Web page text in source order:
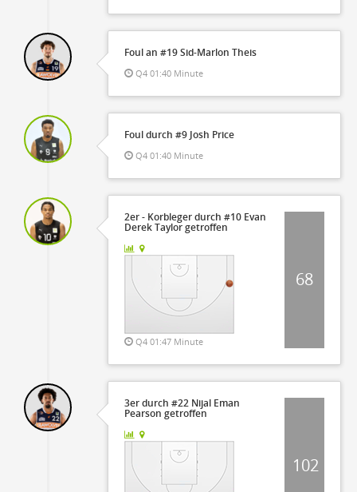
Foul an #19 Sid-Marlon Theis
Q4 01:40 Minute
Foul durch #9 Josh Price
Q4 01:40 Minute
2er - Korbleger durch #10 Evan
Derek Taylor getroffen
Q4 01:47 Minute
68
3er durch #22 Nijal Eman
Pearson getroffen
102